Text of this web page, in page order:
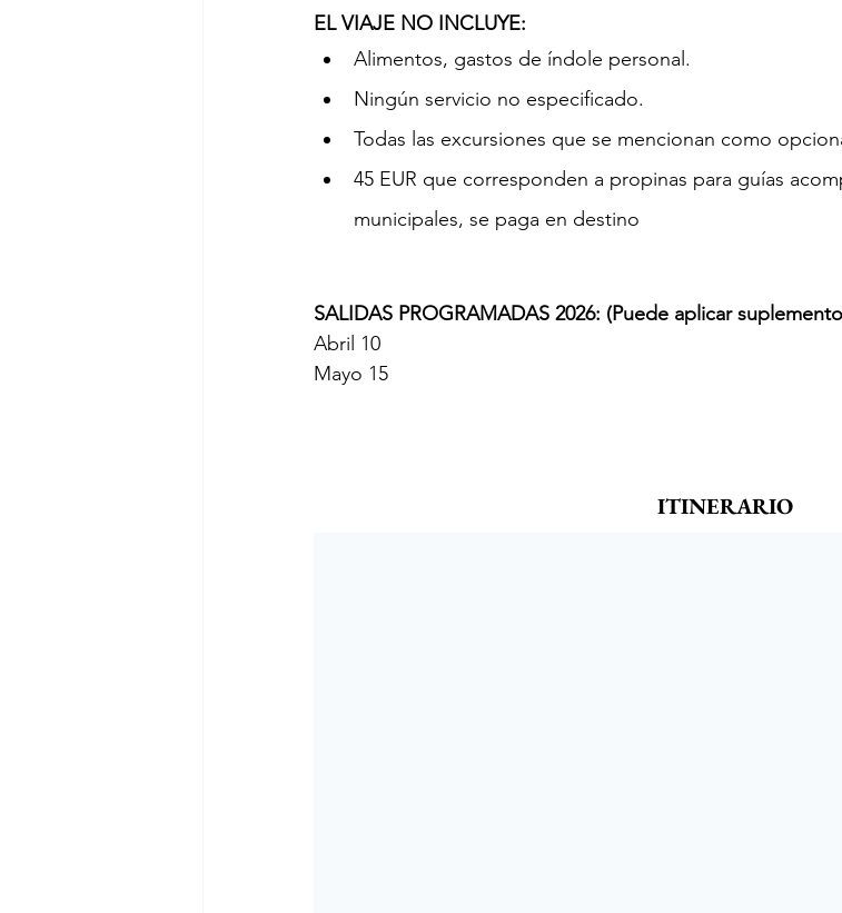
EL VIAJE NO INCLUYE:
Alimentos, gastos de índole personal.
Ningún servicio no especificado.
Todas las excursiones que se mencionan como
45 EUR que corresponden a propinas para guías
municipales, se paga en destino
SALIDAS PROGRAMADAS 2026: (Puede aplicar
Abril 10
Mayo 15
ITINERARIO